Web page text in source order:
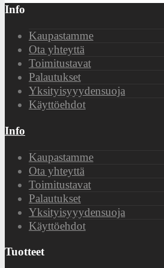
Info
Kaupastamme
Ota yhteyttä
Toimitustavat
Palautukset
Yksityisyyydensuoja
Käyttöehdot
Info
Kaupastamme
Ota yhteyttä
Toimitustavat
Palautukset
Yksityisyyydensuoja
Käyttöehdot
Tuotteet